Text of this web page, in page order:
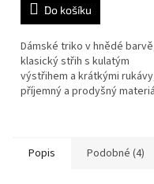
Do košíku
Dámské triko v hnědé
klasický střih s kulatým
výstřihem a krátkými
příjemný a prodyšný
Popis Podobné (4)